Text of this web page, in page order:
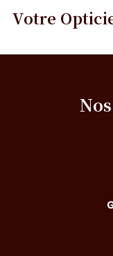
Votre